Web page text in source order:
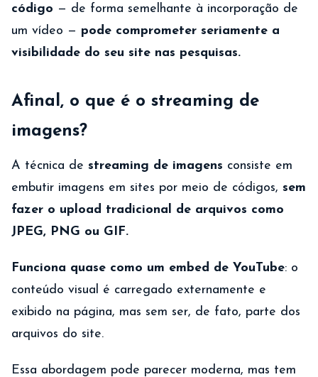
código — de forma semelhante à incorporação de
um vídeo — pode comprometer seriamente a
visibilidade do seu site nas pesquisas.
Afinal, o que é o streaming de
imagens?
A técnica de streaming de imagens consiste em
embutir imagens em sites por meio de códigos, sem
fazer o upload tradicional de arquivos como
JPEG, PNG ou GIF.
Funciona quase como um embed de YouTube: o
conteúdo visual é carregado externamente e
exibido na página, mas sem ser, de fato, parte dos
arquivos do site.
Essa abordagem pode parecer moderna, mas tem